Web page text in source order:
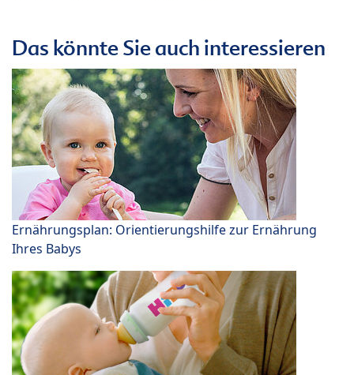
Das könnte Sie auch interessieren
Ernährungsplan: Orientierungshilfe zur Ernährung
Ihres Babys